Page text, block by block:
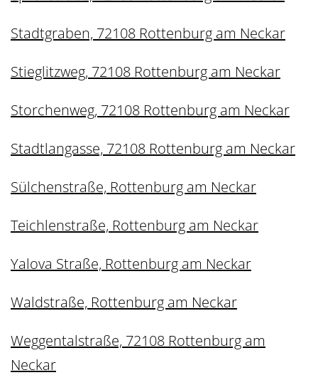
Stadtgraben, 72108 Rottenburg am Neckar
Stieglitzweg, 72108 Rottenburg am Neckar
Storchenweg, 72108 Rottenburg am Neckar
Stadtlangasse, 72108 Rottenburg am Neckar
Sülchenstraße, Rottenburg am Neckar
Teichlenstraße, Rottenburg am Neckar
Yalova Straße, Rottenburg am Neckar
Waldstraße, Rottenburg am Neckar
Weggentalstraße, 72108 Rottenburg am
Neckar